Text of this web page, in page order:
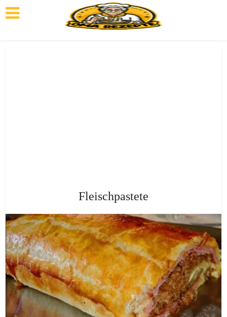
Fleischpastete